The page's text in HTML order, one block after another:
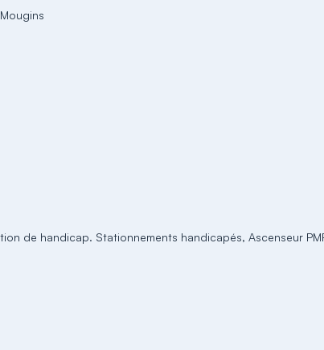
de handicap. Stationnements handicapés, Ascenseur